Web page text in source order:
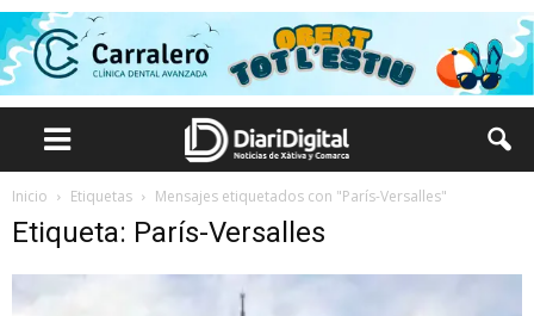
Inicio Etiquetas Mensajes etiquetados con "París-Versalles"
Etiqueta: París-Versalles